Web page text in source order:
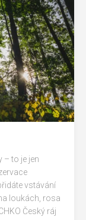
– to je jen
vstávání
loukách, rosa
Český ráj